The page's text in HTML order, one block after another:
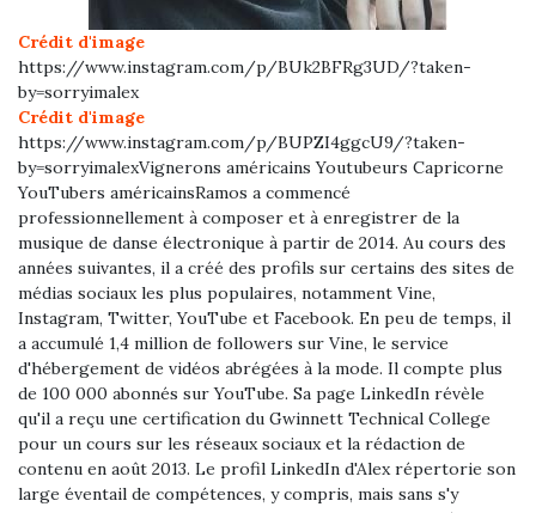
Crédit d'image
https://www.instagram.com/p/BUk2BFRg3UD/?taken-
by=sorryimalex
Crédit d'image
https://www.instagram.com/p/BUPZI4ggcU9/?taken-
by=sorryimalexVignerons américains Youtubeurs Capricorne
YouTubers américainsRamos a commencé
professionnellement à composer et à enregistrer de la
musique de danse électronique à partir de 2014. Au cours des
années suivantes, il a créé des profils sur certains des sites de
médias sociaux les plus populaires, notamment Vine,
Instagram, Twitter, YouTube et Facebook. En peu de temps, il
a accumulé 1,4 million de followers sur Vine, le service
d'hébergement de vidéos abrégées à la mode. Il compte plus
de 100 000 abonnés sur YouTube. Sa page LinkedIn révèle
qu'il a reçu une certification du Gwinnett Technical College
pour un cours sur les réseaux sociaux et la rédaction de
contenu en août 2013. Le profil LinkedIn d'Alex répertorie son
large éventail de compétences, y compris, mais sans s'y